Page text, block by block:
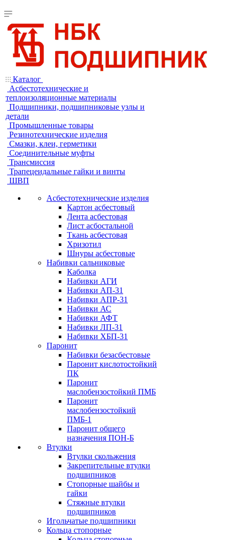
Каталог
Асбестотехнические и
теплоизоляционные материалы
Подшипники, подшипниковые узлы и
детали
Промышленные товары
Резинотехнические изделия
Смазки, клеи, герметики
Соединительные муфты
Трансмиссия
Трапецеидальные гайки и винты
ШВП
Асбестотехнические изделия
Картон асбестовый
Лента асбестовая
Лист асбостальной
Ткань асбестовая
Хризотил
Шнуры асбестовые
Набивки сальниковые
Каболка
Набивки АГИ
Набивки АП-31
Набивки АПР-31
Набивки АС
Набивки АФТ
Набивки ЛП-31
Набивки ХБП-31
Паронит
Набивки безасбестовые
Паронит кислотостойкий
ПК
Паронит
маслобензостойкий ПМБ
Паронит
маслобензостойкий
ПМБ-1
Паронит общего
назначения ПОН-Б
Втулки
Втулки скольжения
Закрепительные втулки
подшипников
Стопорные шайбы и
гайки
Стяжные втулки
подшипников
Игольчатые подшипники
Кольца стопорные